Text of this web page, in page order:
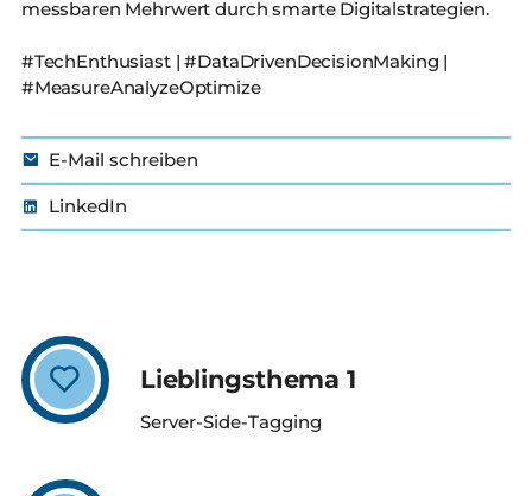
messbaren Mehrwert durch smarte Digitalstrategien.
#TechEnthusiast | #DataDrivenDecisionMaking |
#MeasureAnalyzeOptimize
E-Mail schreiben
LinkedIn
Lieblingsthema 1
Server-Side-Tagging